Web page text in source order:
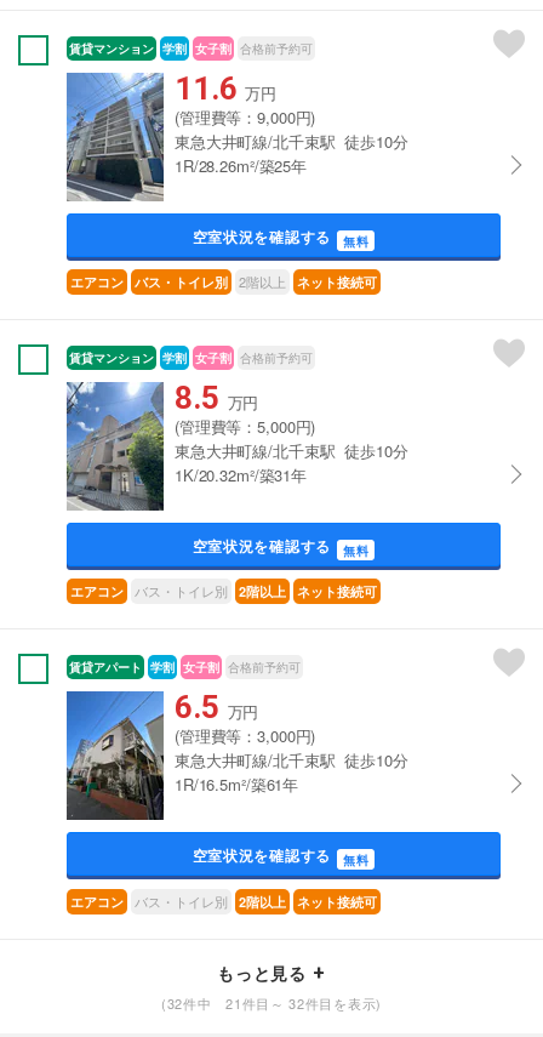
賃貸マンション 学割 女子割 合格前予約可
11.6 万円
(管理費等：9,000円)
東急大井町線/北千束駅 徒歩10分
1R/28.26m²/築25年
空室状況を確認する 無料
エアコン バス・トイレ別 2階以上 ネット接続可
賃貸マンション 学割 女子割 合格前予約可
8.5 万円
(管理費等：5,000円)
東急大井町線/北千束駅 徒歩10分
1K/20.32m²/築31年
空室状況を確認する 無料
エアコン バス・トイレ別 2階以上 ネット接続可
賃貸アパート 学割 女子割 合格前予約可
6.5 万円
(管理費等：3,000円)
東急大井町線/北千束駅 徒歩10分
1R/16.5m²/築61年
空室状況を確認する 無料
エアコン バス・トイレ別 2階以上 ネット接続可
もっと見る
(32件中 21件目～ 32件目を表示)